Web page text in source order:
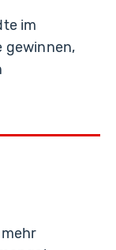
im
gewinnen,